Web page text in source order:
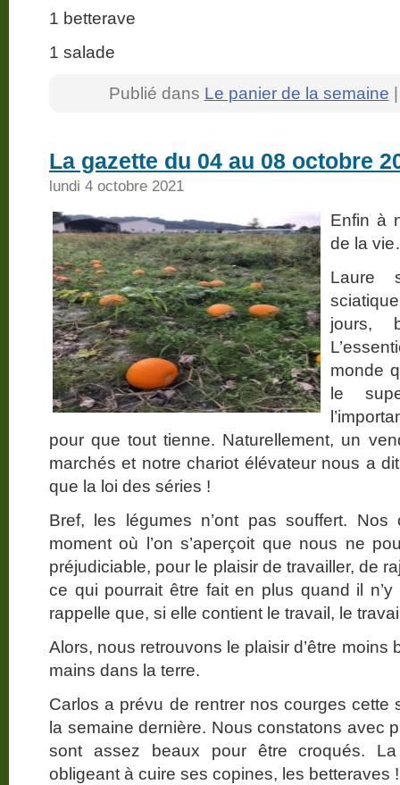
1 betterave
1 salade
Publié dans Le panier de la semaine
La gazette du 04 au 08 octobre
lundi 4 octobre 2021
Enfin à
de la
Laure
jours,
monde
le
pour que tout tienne. Naturellement, un
marchés et notre chariot élévateur nous a
que la loi des séries !
Bref, les légumes n’ont pas souffert.
moment où l’on s’aperçoit que nous ne
préjudiciable, pour le plaisir de travailler, de
ce qui pourrait être fait en plus quand il
rappelle que, si elle contient le travail, le
Alors, nous retrouvons le plaisir d’être
mains dans la terre.
Carlos a prévu de rentrer nos courges cette
la semaine dernière. Nous constatons avec
sont assez beaux pour être croqués.
obligeant à cuire ses copines, les betteraves !